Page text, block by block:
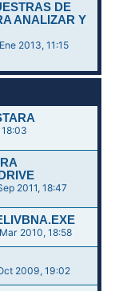
DE
ANALIZAR Y
2013, 11:15
2011, 18:47
2010, 18:58
2009, 19:02